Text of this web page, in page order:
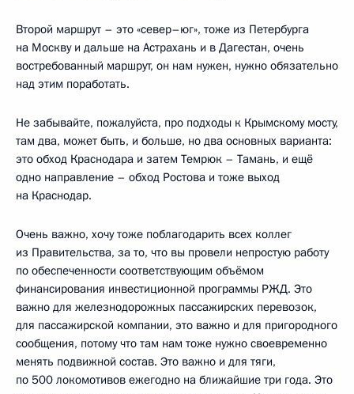
Второй маршрут – это «север–юг», тоже из Петербурга
на Москву и дальше на Астрахань и в Дагестан, очень
востребованный маршрут, он нам нужен, нужно обязательно
над этим поработать.
Не забывайте, пожалуйста, про подходы к Крымскому мосту,
там два, может быть, и больше, но два основных варианта:
это обход Краснодара и затем Темрюк – Тамань, и ещё
одно направление – обход Ростова и тоже выход
на Краснодар.
Очень важно, хочу тоже поблагодарить всех коллег
из Правительства, за то, что вы провели непростую работу
по обеспеченности соответствующим объёмом
финансирования инвестиционной программы РЖД. Это
важно для железнодорожных пассажирских перевозок,
для пассажирской компании, это важно и для пригородного
сообщения, потому что там нам тоже нужно своевременно
менять подвижной состав. Это важно и для тяги,
по 500 локомотивов ежегодно на ближайшие три года. Это